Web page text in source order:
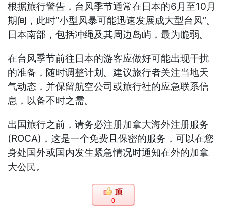
根据旅行警告，台风季节通常在日本的6月至10月
期间，此时“小型风暴可能迅速发展成大型台风”。
日本南部，包括冲绳及其周边岛屿，最为脆弱。
在台风季节前往日本的游客应做好可能出现干扰
的准备，随时调整计划。建议旅行者关注当地天
气动态，并保留航空公司或旅行社的应急联系信
息，以备不时之需。
出国旅行之前，请务必注册加拿大海外注册服务
(ROCA)，这是一个免费且保密的服务，可以在您
身处国外或国内发生紧急情况时通知在外的加拿
大公民。
0